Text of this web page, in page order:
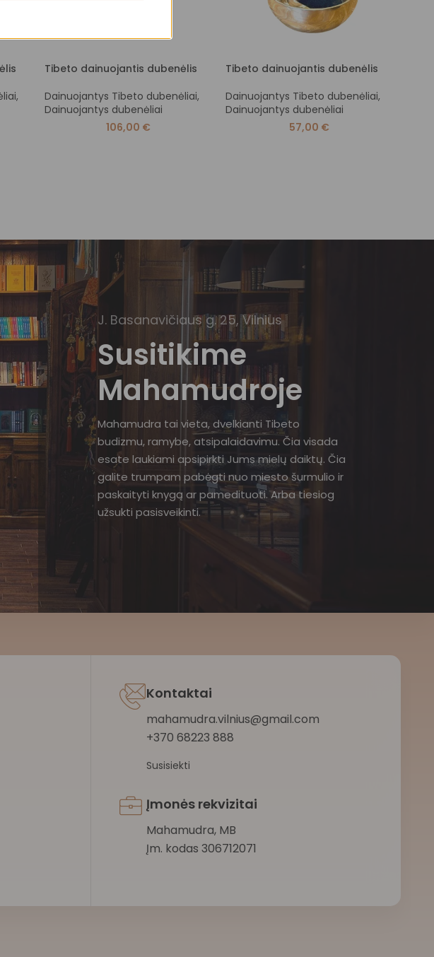
,
Tibeto dainuojantis dubenėlis
Dainuojantys Tibeto dubenėliai,
Dainuojantys dubenėliai
106,00 €
Tibeto dainuojantis dubenėlis
Dainuojantys Tibeto dubenėliai,
Dainuojantys dubenėliai
57,00 €
J. Basanavičiaus g. 25, Vilnius
Susitikime
Mahamudroje
Mahamudra tai vieta, dvelkianti Tibeto
budizmu, ramybe, atsipalaidavimu. Čia visada
esate laukiami apsipirkti Jums mielų daiktų. Čia
galite trumpam pabėgti nuo miesto šurmulio ir
paskaityti knygą ar pamedituoti. Arba tiesiog
užsukti pasisveikinti.
Kontaktai
mahamudra.vilnius@gmail.com
+370 68223 888
Susisiekti
Įmonės rekvizitai
Mahamudra, MB
Įm. kodas 306712071